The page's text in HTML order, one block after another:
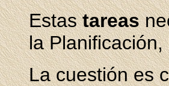
Estastareas
la
La cuestión es